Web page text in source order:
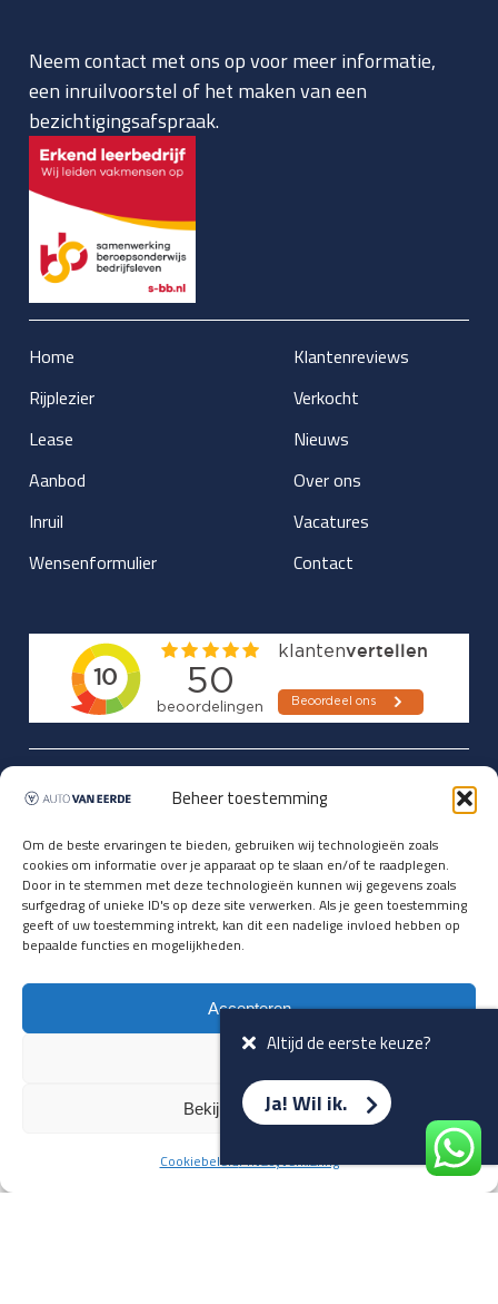
Beheer toestemming
Om de beste ervaringen te bieden, gebruiken wij technologieën zoals
cookies om informatie over je apparaat op te slaan en/of te raadplegen.
Door in te stemmen met deze technologieën kunnen wij gegevens zoals
surfgedrag of unieke ID's op deze site verwerken. Als je geen toestemming
geeft of uw toestemming intrekt, kan dit een nadelige invloed hebben op
bepaalde functies en mogelijkheden.
Accepteren
Bekijk voorkeuren
CookiebeleidPrivacyverklaring
Terug naar overzicht
Neem contact met ons op voor meer informatie,
een inruilvoorstel of het maken van een
bezichtigingsafspraak.
Home
Rijplezier
Lease
Aanbod
Inruil
Wensenformulier
Klantenreviews
Verkocht
Nieuws
Over ons
Vacatures
Contact
Updates over nieuwbinnen-komers
vóórdat ze op de portals staan?
Registreer je hier.
E-mailadres *
Altijd de eerste keuze?
Ja! Wil ik.